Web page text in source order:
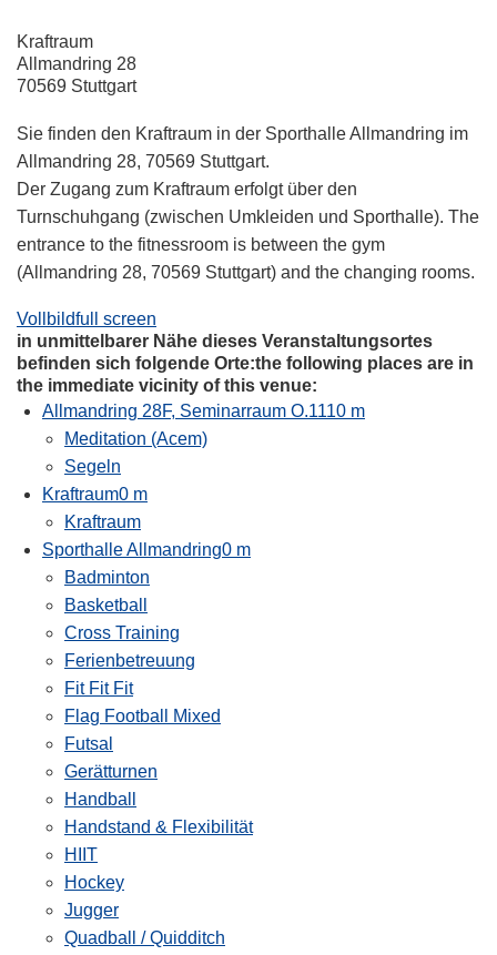
Kraftraum
Allmandring 28
70569 Stuttgart
Sie finden den Kraftraum in der Sporthalle Allmandring im
Allmandring 28, 70569 Stuttgart.
Der Zugang zum Kraftraum erfolgt über den
Turnschuhgang (zwischen Umkleiden und Sporthalle). The
entrance to the fitnessroom is between the gym
(Allmandring 28, 70569 Stuttgart) and the changing rooms.
Vollbildfull screen
in unmittelbarer Nähe dieses Veranstaltungsortes
befinden sich folgende Orte:the following places are in
the immediate vicinity of this venue:
Allmandring 28F, Seminarraum O.1110 m
Meditation (Acem)
Segeln
Kraftraum0 m
Kraftraum
Sporthalle Allmandring0 m
Badminton
Basketball
Cross Training
Ferienbetreuung
Fit Fit Fit
Flag Football Mixed
Futsal
Gerätturnen
Handball
Handstand & Flexibilität
HIIT
Hockey
Jugger
Quadball / Quidditch